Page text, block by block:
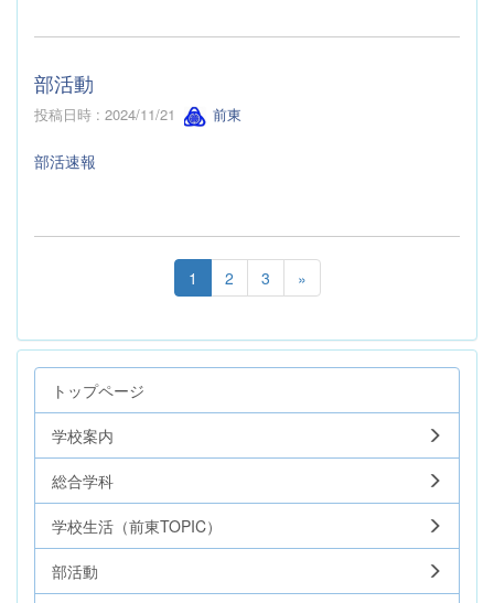
部活動
投稿日時 : 2024/11/21 前東
部活速報
1 2 3 »
トップページ
学校案内
総合学科
学校生活（前東TOPIC）
部活動